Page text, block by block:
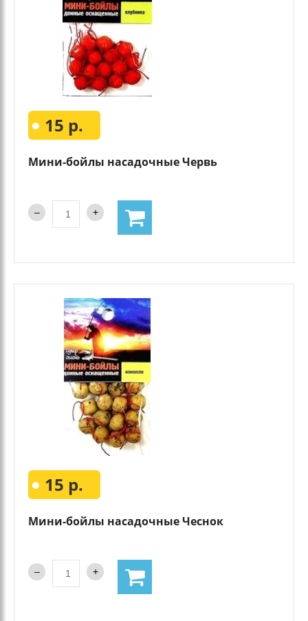
15 р.
Мини-бойлы насадочные Червь
15 р.
Мини-бойлы насадочные Чеснок